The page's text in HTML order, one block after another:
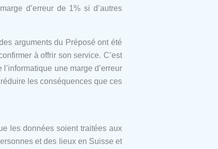
d’erreur de 1% si d’autres
arguments du Préposé ont été
à offrir son service. C’est
une marge d’erreur
les conséquences que ces
les données soient traitées aux
et des lieux en Suisse et